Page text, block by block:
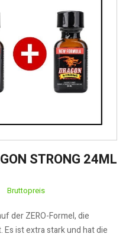
STRONG 24ML
Bruttopreis
der ZERO-Formel, die
ist extra stark und hat die